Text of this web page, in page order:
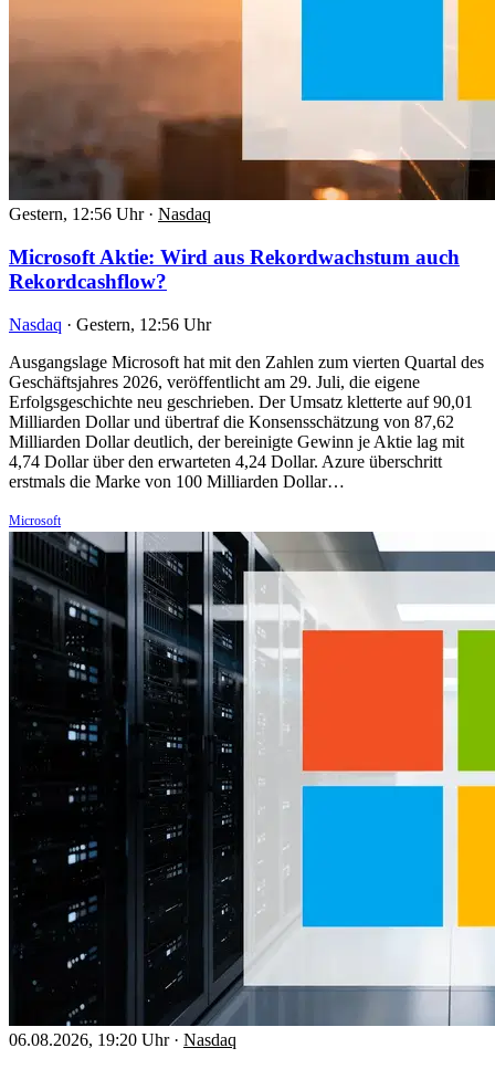
Gestern, 12:56 Uhr · Nasdaq
Microsoft Aktie: Wird aus Rekordwachstum auch
Rekordcashflow?
Nasdaq · Gestern, 12:56 Uhr
Ausgangslage Microsoft hat mit den Zahlen zum vierten Quartal des
Geschäftsjahres 2026, veröffentlicht am 29. Juli, die eigene
Erfolgsgeschichte neu geschrieben. Der Umsatz kletterte auf 90,01
Milliarden Dollar und übertraf die Konsensschätzung von 87,62
Milliarden Dollar deutlich, der bereinigte Gewinn je Aktie lag mit
4,74 Dollar über den erwarteten 4,24 Dollar. Azure überschritt
erstmals die Marke von 100 Milliarden Dollar…
Microsoft
06.08.2026, 19:20 Uhr · Nasdaq